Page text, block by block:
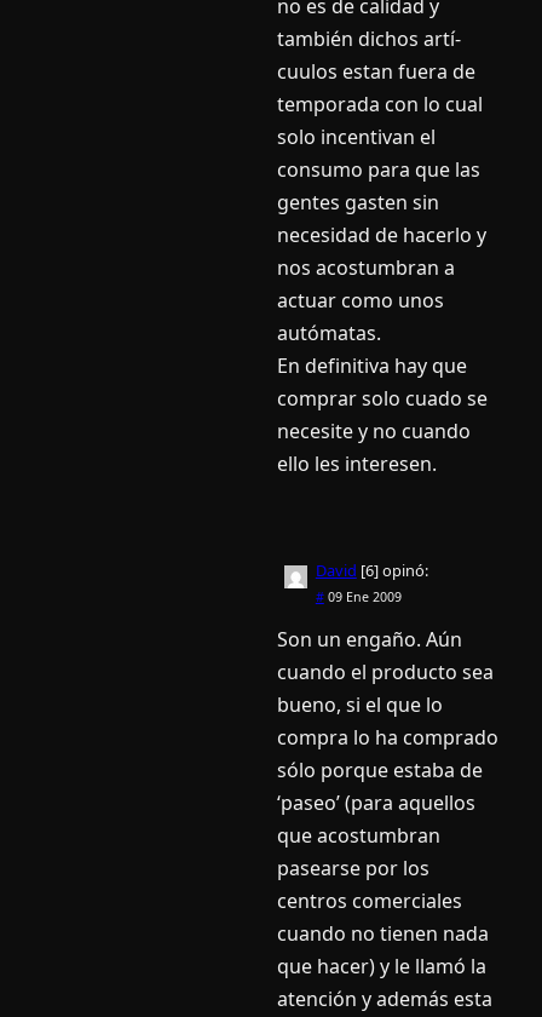
no es de calidad y
también dichos artí­
cuulos estan fuera de
temporada con lo cual
solo incentivan el
consumo para que las
gentes gasten sin
necesidad de hacerlo y
nos acostumbran a
actuar como unos
autómatas.
En definitiva hay que
comprar solo cuado se
necesite y no cuando
ello les interesen.
David [6]opinó:
#09 Ene 2009
Son un engaño. Aún
cuando el producto sea
bueno, si el que lo
compra lo ha comprado
sólo porque estaba de
‘paseo’ (para aquellos
que acostumbran
pasearse por los
centros comerciales
cuando no tienen nada
que hacer) y le llamó la
atención y además esta